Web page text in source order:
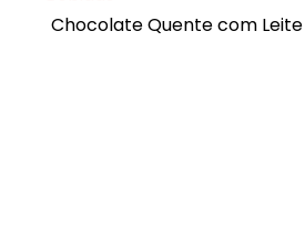
Chocolate Quente com